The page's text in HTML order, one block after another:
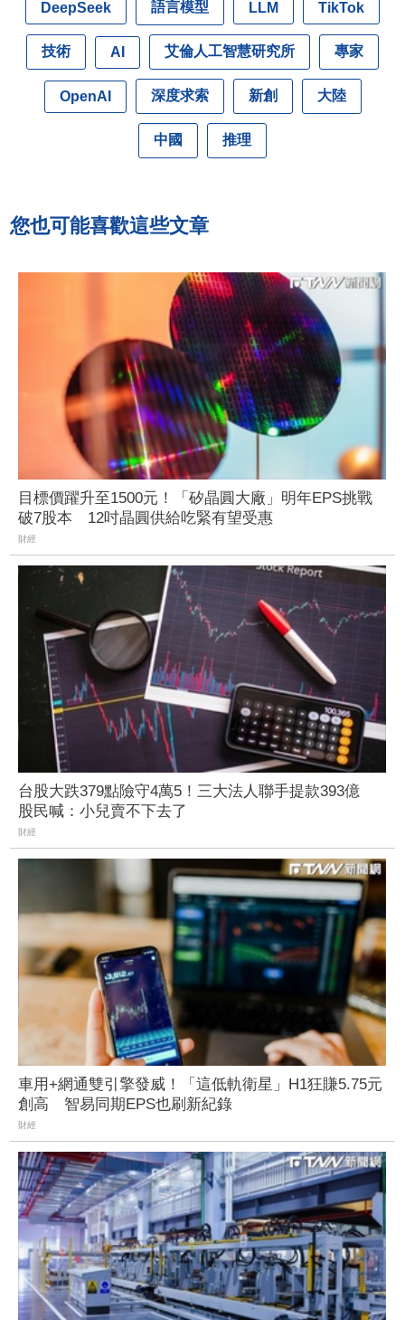
DeepSeek 語言模型 LLM TikTok
技術 AI 艾倫人工智慧研究所 專家
OpenAI 深度求索 新創 大陸
中國 推理
您也可能喜歡這些文章
目標價躍升至1500元！「矽晶圓大廠」明年EPS挑戰
破7股本 12吋晶圓供給吃緊有望受惠
財經
台股大跌379點險守4萬5！三大法人聯手提款393億
股民喊：小兒賣不下去了
財經
車用+網通雙引擎發威！「這低軌衛星」H1狂賺5.75元
創高 智易同期EPS也刷新紀錄
財經